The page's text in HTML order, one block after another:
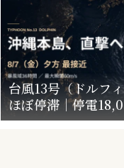
台風13号（ドルフ
ほぼ停滞｜停電
戒【最終更新】